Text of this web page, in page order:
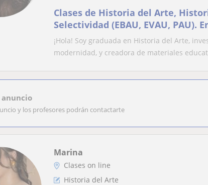
Clases de Historia del Arte,
Selectividad (EBAU, EVAU, PAU).
y flexible. Bachillerato y
adaptados y materiales propios
¡Hola! Soy graduada en Historia del Arte,
modernidad, y creadora de materiales
y los profesores podrán contactarte
Marina
Clases on line
Historia del Arte